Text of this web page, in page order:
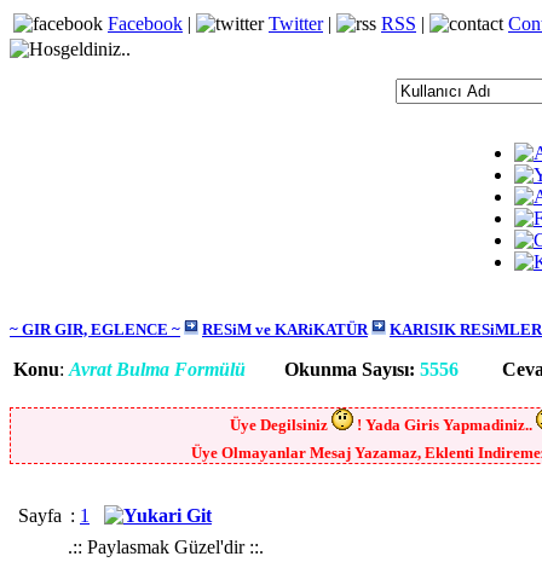
Facebook | Twitter| RSS |
~ GIR GIR, EGLENCE ~ RESiM ve KARiKATÜR KARISIK RESiMLER
Konu: Avrat Bulma Formülü Okunma Sayısı: 5556
Üye Degilsiniz
! Yada Giris Yapmadiniz..
Üye Olmayanlar Mesaj Yazamaz, Eklenti
Sayfa : 1
.:: Paylasmak Güzel'dir ::.